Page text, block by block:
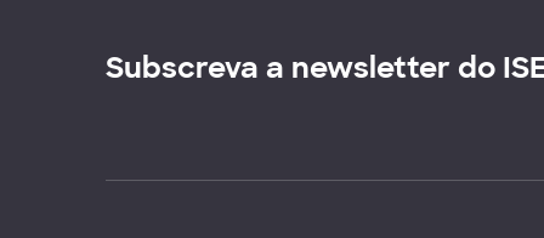
Subscreva a newsletter do